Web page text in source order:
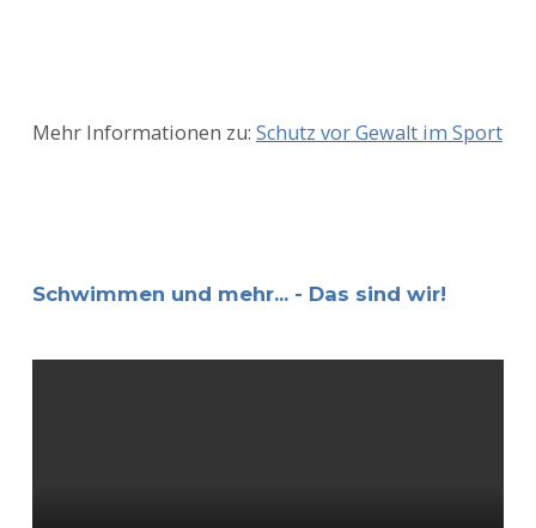
Mehr Informationen zu: Schutz vor Gewalt im Sport
Schwimmen und mehr... - Das sind wir!